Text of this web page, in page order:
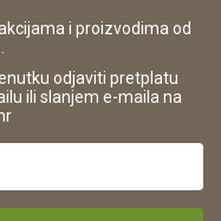
ugovora
i proizvodima od
odjaviti pretplatu
ili slanjem e-maila na